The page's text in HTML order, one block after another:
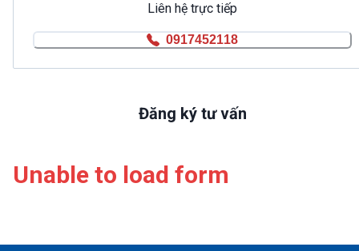
Liên hệ trực tiếp
0917452118
Đăng ký tư vấn
Unable to load form